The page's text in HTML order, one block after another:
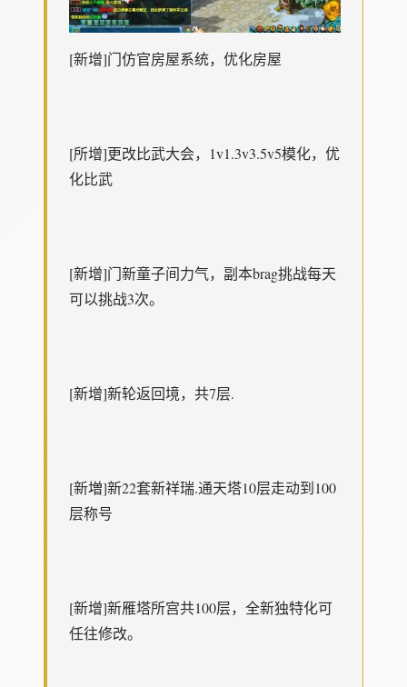
[新增]门仿官房屋系统，优化房屋
[所增]更改比武大会，1v1.3v3.5v5模化，优
化比武
[新增]门新童子间力气，副本brag挑战每天
可以挑战3次。
[新增]新轮返回境，共7层.
[新増]新22套新祥瑞.通天塔10层走动到100
层称号
[新增]新雁塔所宫共100层，全新独特化可
任往修改。